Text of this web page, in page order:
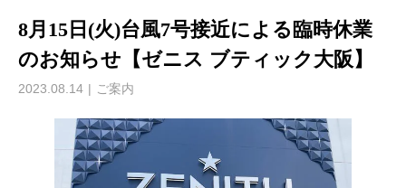
8月15日(火)台風7号接近による臨時休業
のお知らせ【ゼニス ブティック大阪】
2023.08.14 ご案内